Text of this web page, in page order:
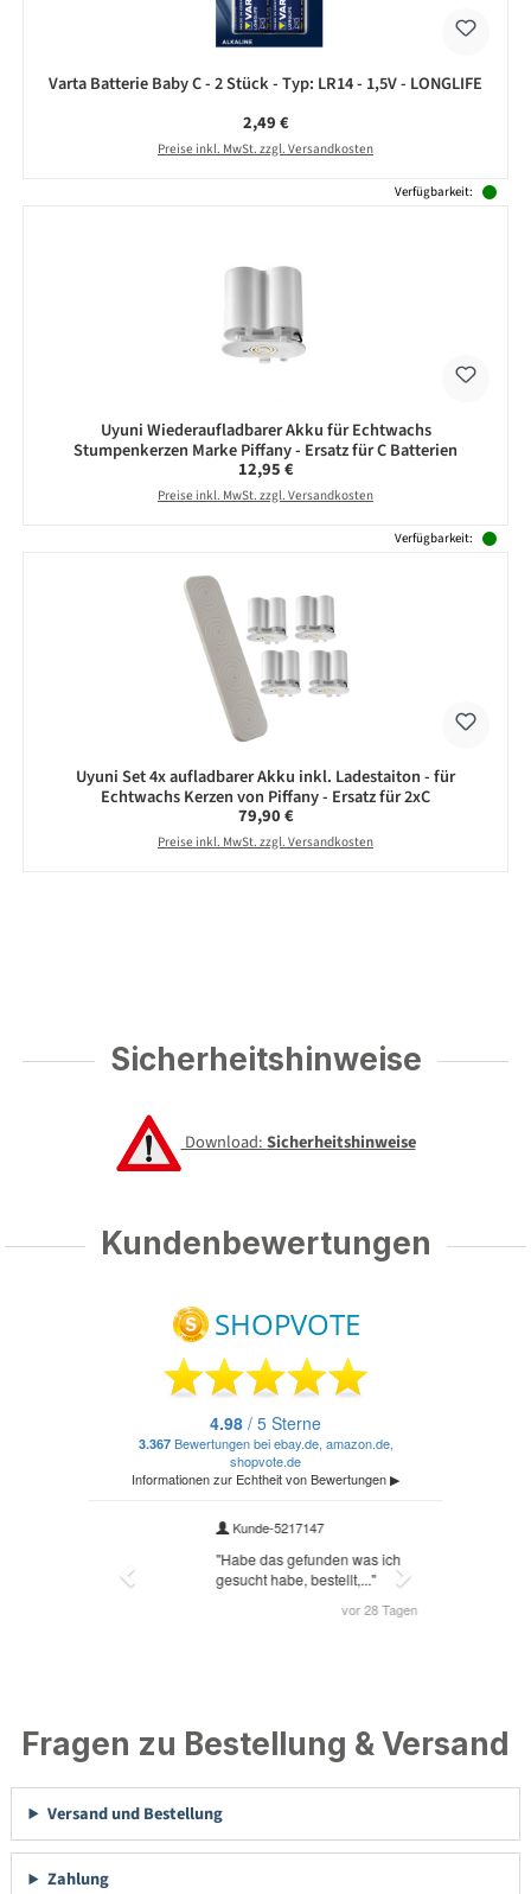
Varta Batterie Baby C - 2 Stück - Typ: LR14 - 1,5V - LONGLIFE
Regulärer Preis:
2,49 €
Preise inkl. MwSt. zzgl. Versandkosten
Verfügbarkeit:
Uyuni Wiederaufladbarer Akku für Echtwachs
Stumpenkerzen Marke Piffany - Ersatz für C Batterien
Regulärer Preis:
12,95 €
Preise inkl. MwSt. zzgl. Versandkosten
Verfügbarkeit:
Uyuni Set 4x aufladbarer Akku inkl. Ladestaiton - für
Echtwachs Kerzen von Piffany - Ersatz für 2xC
Regulärer Preis:
79,90 €
Preise inkl. MwSt. zzgl. Versandkosten
Sicherheitshinweise
Download:Sicherheitshinweise
Kundenbewertungen
Fragen zu Bestellung & Versand
Versand und Bestellung
Zahlung